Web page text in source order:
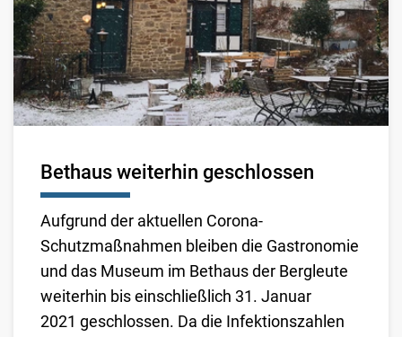
Bethaus weiterhin geschlossen
Aufgrund der aktuellen Corona-
Schutzmaßnahmen bleiben die Gastronomie
und das Museum im Bethaus der Bergleute
weiterhin bis einschließlich 31. Januar
2021 geschlossen. Da die Infektionszahlen